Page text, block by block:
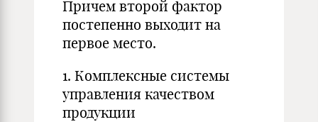
Причем второй фактор
постепенно выходит на
первое место.
1. Комплексные системы
управления качеством
продукции